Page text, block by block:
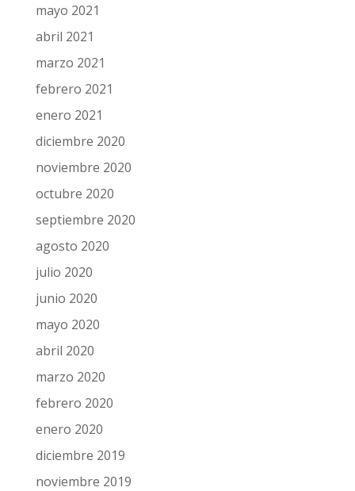
mayo 2021
abril 2021
marzo 2021
febrero 2021
enero 2021
diciembre 2020
noviembre 2020
octubre 2020
septiembre 2020
agosto 2020
julio 2020
junio 2020
mayo 2020
abril 2020
marzo 2020
febrero 2020
enero 2020
diciembre 2019
noviembre 2019